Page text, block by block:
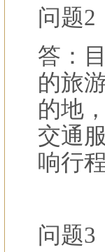
问题2
答：
的旅
的地
交通
响行
问题3